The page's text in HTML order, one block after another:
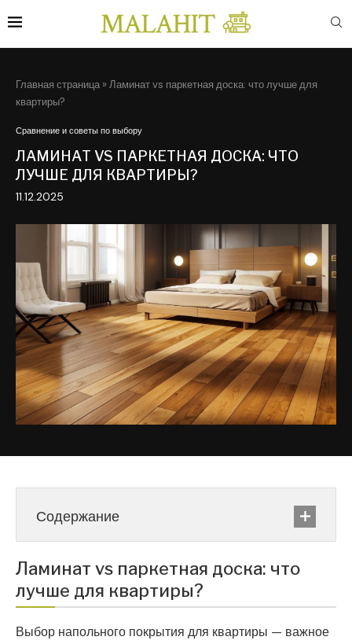
Главная страница » Ламинат vs паркетная доска: что лучше для
квартиры?
Сравнение и советы по выбору
ЛАМИНАТ VS ПАРКЕТНАЯ ДОСКА: ЧТО
ЛУЧШЕ ДЛЯ КВАРТИРЫ?
11.12.2025
Содержание
Ламинат vs паркетная доска: что
лучше для квартиры?
Выбор напольного покрытия для квартиры — важное